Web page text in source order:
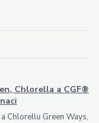
Chlorella a CGF®
Chlorellu Green Ways,